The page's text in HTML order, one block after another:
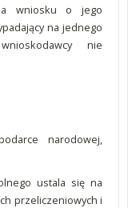
wniosku o jego
na jednego
nie
narodowej,
ustala się na
przeliczeniowych i